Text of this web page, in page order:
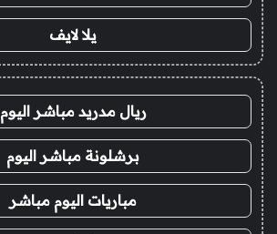
يلا لايف
ريال مدريد مباشر اليوم
برشلونة مباشر اليوم
مباريات اليوم مباشر